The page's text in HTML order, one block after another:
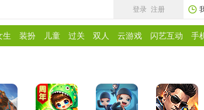
登录 注册
生 装扮 儿童 过关 双人 云游戏 闪艺互动 手